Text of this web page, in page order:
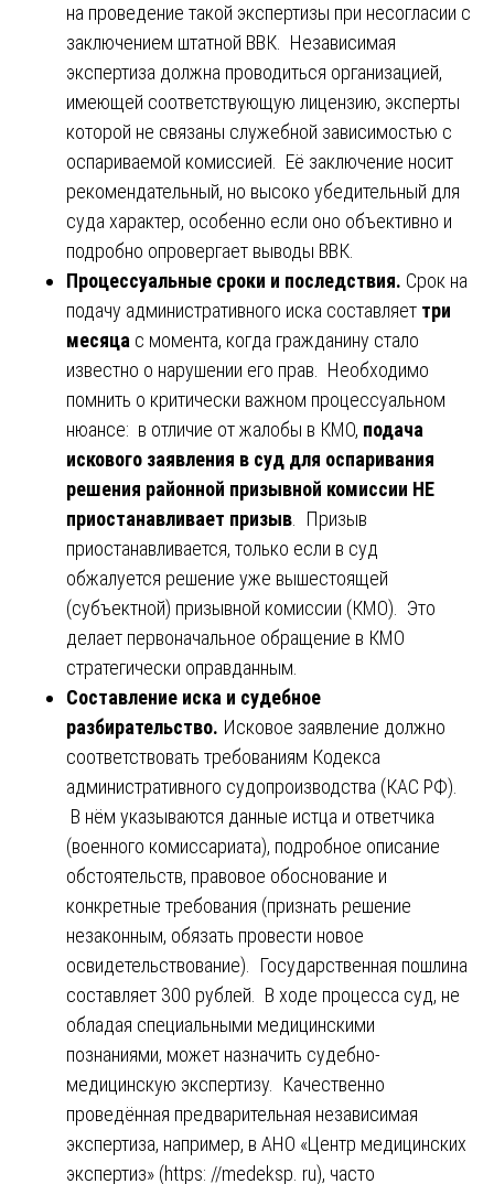
на проведение такой экспертизы при несогласии с
заключением штатной ВВК. Независимая
экспертиза должна проводиться организацией,
имеющей соответствующую лицензию, эксперты
которой не связаны служебной зависимостью с
оспариваемой комиссией. Её заключение носит
рекомендательный, но высоко убедительный для
суда характер, особенно если оно объективно и
подробно опровергает выводы ВВК.
Процессуальные сроки и последствия. Срок на
подачу административного иска составляет три
месяца с момента, когда гражданину стало
известно о нарушении его прав. Необходимо
помнить о критически важном процессуальном
нюансе: в отличие от жалобы в КМО, подача
искового заявления в суд для оспаривания
решения районной призывной комиссии НЕ
приостанавливает призыв. Призыв
приостанавливается, только если в суд
обжалуется решение уже вышестоящей
(субъектной) призывной комиссии (КМО). Это
делает первоначальное обращение в КМО
стратегически оправданным.
Составление иска и судебное
разбирательство. Исковое заявление должно
соответствовать требованиям Кодекса
административного судопроизводства (КАС РФ).
В нём указываются данные истца и ответчика
(военного комиссариата), подробное описание
обстоятельств, правовое обоснование и
конкретные требования (признать решение
незаконным, обязать провести новое
освидетельствование). Государственная пошлина
составляет 300 рублей. В ходе процесса суд, не
обладая специальными медицинскими
познаниями, может назначить судебно-
медицинскую экспертизу. Качественно
проведённая предварительная независимая
экспертиза, например, в АНО «Центр медицинских
экспертиз» (https: //medeksp. ru), часто